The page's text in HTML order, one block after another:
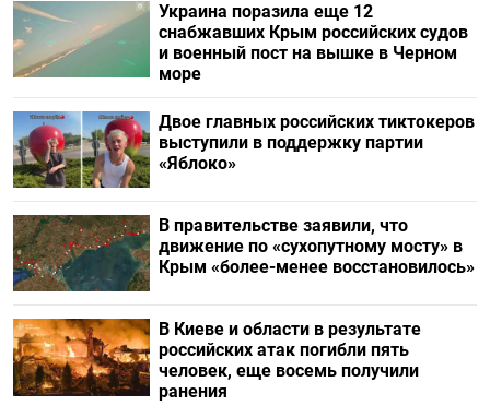
Украина поразила еще 12
снабжавших Крым российских судов
и военный пост на вышке в Черном
море
Двое главных российских тиктокеров
выступили в поддержку партии
«Яблоко»
В правительстве заявили, что
движение по «сухопутному мосту» в
Крым «более-менее восстановилось»
В Киеве и области в результате
российских атак погибли пять
человек, еще восемь получили
ранения